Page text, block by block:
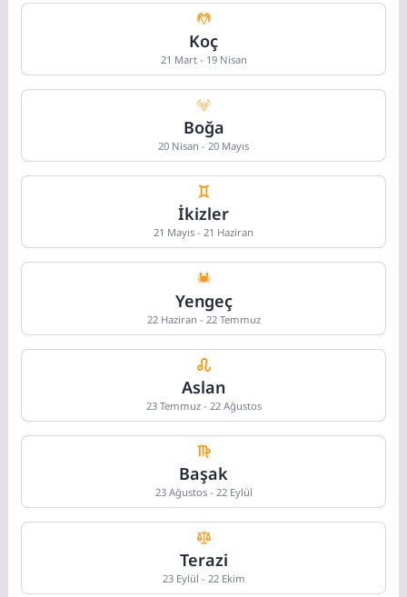
Koç
21 Mart - 19 Nisan
Boğa
20 Nisan - 20 Mayıs
İkizler
21 Mayıs - 21 Haziran
Yengeç
22 Haziran - 22 Temmuz
Aslan
23 Temmuz - 22 Ağustos
Başak
23 Ağustos - 22 Eylül
Terazi
23 Eylül - 22 Ekim